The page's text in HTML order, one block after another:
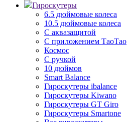
Гироскутеры
6.5 дюймовые колеса
10.5 дюймовые колеса
С аквазащитой
С приложением ТаоТао
Космос
С ручкой
10 дюймов
Smart Balance
Гироскутеры ibalance
Гироскутеры Kiwano
Гироскутеры GT Giro
Гироскутеры Smartone